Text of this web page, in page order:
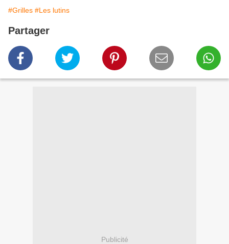
#Grilles #Les lutins
Partager
Publicité